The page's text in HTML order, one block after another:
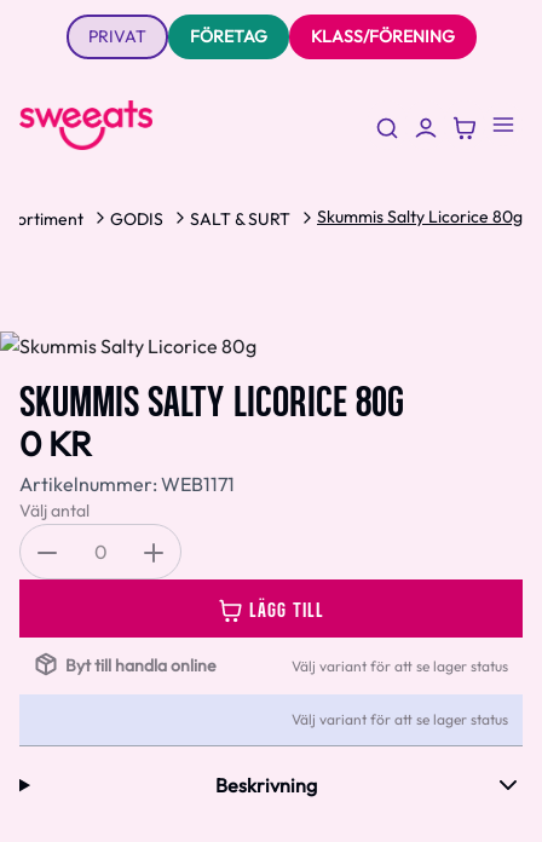
PRIVAT FÖRETAG KLASS/FÖRENING
Sortiment GODIS SALT & SURT Skummis Salty Licorice 80g
SKUMMIS SALTY LICORICE 80G
0 KR
Artikelnummer: WEB1171
Välj antal
0
LÄGG TILL
Byt till handla online Välj variant för att se lager status
Välj variant för att se lager status
Beskrivning